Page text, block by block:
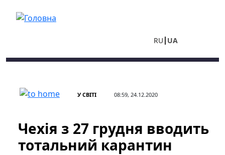
RU UA
У СВІТІ 08:59, 24.12.2020
Чехія з 27 грудня вводить
тотальний карантин